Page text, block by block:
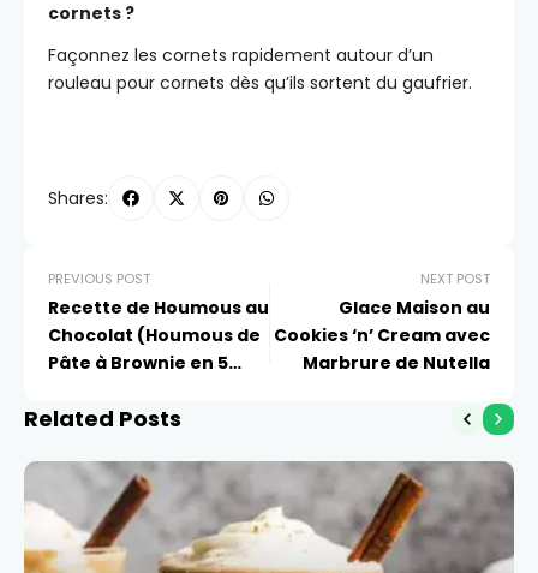
cornets ?
Façonnez les cornets rapidement autour d’un
rouleau pour cornets dès qu’ils sortent du gaufrier.
Shares:
PREVIOUS POST
Recette de Houmous au
Chocolat (Houmous de
Pâte à Brownie en 5
NEXT POST
Glace Maison au
Cookies ‘n’ Cream avec
Marbrure de Nutella
Related Posts